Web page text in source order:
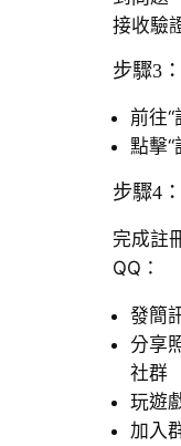
接收驗
步驟3
前往“
點擊“
步驟4
完成註
QQ：
發簡
分享
社群
玩遊
加入